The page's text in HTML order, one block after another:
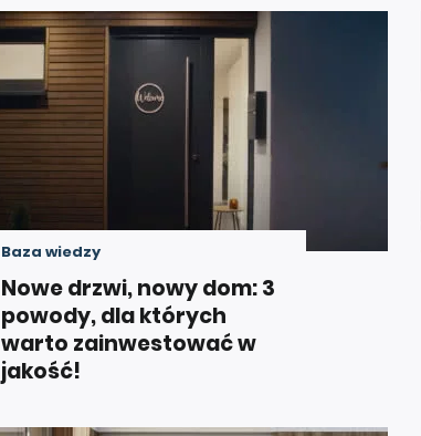
Baza wiedzy
Nowe drzwi, nowy dom: 3
powody, dla których
warto zainwestować w
jakość!